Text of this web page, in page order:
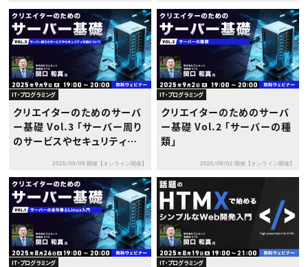
IT・プログラミング
クリエイターのためのサーバ
ー基礎 Vol.3 「サーバー周り
のサービスやセキュリティ対
2025/09/09 開催【オンライン開催】
IT・プログラミング
クリエイターのためのサーバ
ー基礎 Vol.2 「サーバーの種
類」
2025/09/02 開催【オンライン開催】
IT・プログラミング IT・プログラミング